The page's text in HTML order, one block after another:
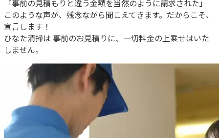
「事前の見積もりと違う金額を当然のように請求された」
このような声が、残念ながら聞こえてきます。だからこそ、
宣言します！
ひなた清掃は 事前のお見積りに、一切料金の上乗せはいた
しません。